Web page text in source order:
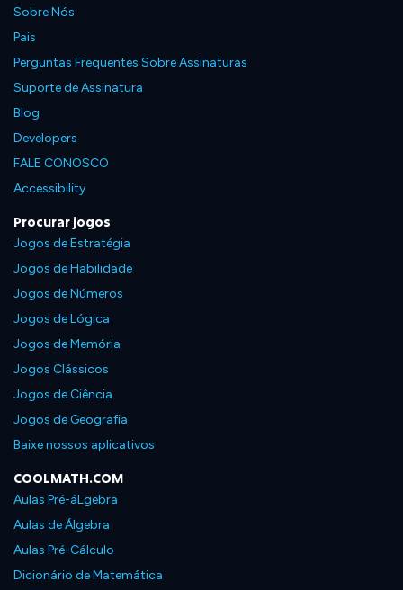
Sobre Nós
Pais
Perguntas Frequentes Sobre Assinaturas
Suporte de Assinatura
Blog
Developers
FALE CONOSCO
Accessibility
Procurar jogos
Jogos de Estratégia
Jogos de Habilidade
Jogos de Números
Jogos de Lógica
Jogos de Memória
Jogos Clássicos
Jogos de Ciência
Jogos de Geografia
Baixe nossos aplicativos
COOLMATH.COM
Aulas Pré-áLgebra
Aulas de Álgebra
Aulas Pré-Cálculo
Dicionário de Matemática